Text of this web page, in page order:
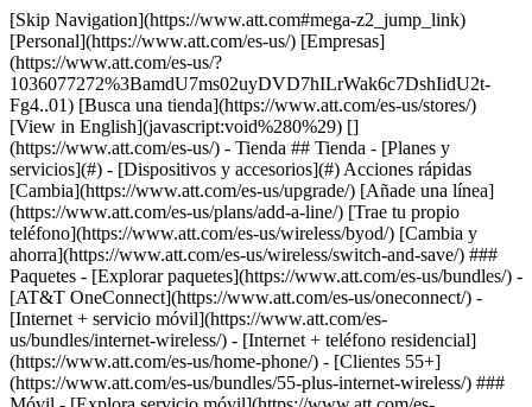
[Skip Navigation](https://www.att.com#mega-z2_jump_link) [Personal](https://www.att.com/es-us/) [Empresas](https://www.att.com/es-us/?1036077272%3BamdU7ms02uyDVD7hILrWak6c7DshIidU2t-Fg4..01) [Busca una tienda](https://www.att.com/es-us/stores/) [View in English](javascript:void%280%29) [](https://www.att.com/es-us/) - Tienda ## Tienda - [Planes y servicios](#) - [Dispositivos y accesorios](#) Acciones rápidas [Cambia](https://www.att.com/es-us/upgrade/) [Añade una línea](https://www.att.com/es-us/plans/add-a-line/) [Trae tu propio teléfono](https://www.att.com/es-us/wireless/byod/) [Cambia y ahorra](https://www.att.com/es-us/wireless/switch-and-save/) ### Paquetes - [Explorar paquetes](https://www.att.com/es-us/bundles/) - [AT&T OneConnect](https://www.att.com/es-us/oneconnect/) - [Internet + servicio móvil](https://www.att.com/es-us/bundles/internet-wireless/) - [Internet + teléfono residencial](https://www.att.com/es-us/home-phone/) - [Clientes 55+](https://www.att.com/es-us/bundles/55-plus-internet-wireless/) ### Móvil - [Explora servicio móvil](https://www.att.com/es-us/wireless/) - [Planes de teléfonos](https://www.att.com/es-us/plans/wireless/) - [Build-A-Plan](https://www.att.com/es-us/plans/build-a-plan/) - [Cobertura de la red](https://www.att.com/es-us/maps/wireless-coverage.html) - [Prepago](https://www.att.com/es-us/prepaid/) - [Adicionales internacionales](https://www.att.com/es-us/international/) - [Auto conectado](https://www.att.com/es-us/plans/connected-car/) ### Internet residencial - [Explora internet residencial](https://www.att.com/es-us/internet/) - [Ve la disponibilidad](https://www.att.com/es-us/buy/internet/plans/) - [AT&T Fiber](https://www.att.com/es-us/internet/fiber/) - [AT&T Internet Air](https://www.att.com/es-us/internet/internet-air/) - [Teléfono residencial](https://www.att.com/es-us/home-phone/services/) [__Ahorra a lo grande en todo__ __regreso a clases__ \ Ver ofertas](https://www.att.com/es-us/deals/back-to-school/) Últimas novedades [Samsung Galaxy Z Fold8](https://www.att.com/es-us/buy/phones/samsung-galaxy-z-fold8.html) [iPhone 17 Pro](https://www.att.com/es-us/buy/phones/apple-iphone-17-pro.html) [AirPods Pro 3](https://www.att.com/es-us/buy/accessories/Headphones/apple-airpods-pro-3.html) [Google Pixel 10 Pro](https://www.att.com/es-us/buy/phones/google-pixel-10-pro.html) ### Dispositivos - [Teléfonos](https://www.att.com/es-us/buy/phones/) - [Teléfonos prepagados](https://www.att.com/es-us/buy/prepaid-phones/) - [Tablets](https://www.att.com/es-us/buy/tablets/) - [Relojes inteligentes](https://www.att.com/es-us/buy/wearables/) - [Usado certificado de AT&T](https://www.att.com/es-us/buy/phones/browse/att-certified-preowned) ### Accesorios - [Ver todos los accesorios](https://www.att.com/es-us/accessories/) - [Estuches](https://www.att.com/es-us/buy/accessories/browse/cases/) - [Cargadores](https://www.att.com/es-us/buy/accessories/browse/chargers/) - [Protector para pantalla](https://www.att.com/es-us/buy/accessories/browse/screen-protectors/) - [Audífonos](https://www.att.com/es-us/buy/accessories/browse/headphones/) ### Brands - [Apple](https://www.att.com/es-us/buy/phones/browse/apple/) - [Samsung](https://www.att.com/es-us/buy/phones/browse/samsung/) - [Motorola](https://www.att.com/es-us/buy/phones/browse/motorola/) - [Google](https://www.att.com/es-us/buy/phones/browse/google/) - [Meta](https://www.att.com/es-us/buy/accessories/browse/all/meta/) [__Obtén el nuevo Samsung Galaxy Z Fold8 por $0 con intercambio elegible__ \ Compra ahora](https://www.att.com/es-us/buy/phones/samsung-galaxy-z-fold8.html) - Ofertas ## Ofertas - [Nuevos y destacados](#) - [Descuentos para clientes](#) Destacados [Ve todas las ofertas](https://www.att.com/es-us/deals/) [Ofertas de servicio móvil](https://www.att.com/es-us/deals/cell-phone-deals/) [Ofertas de internet](https://www.att.com/es-us/deals/internet/) [Ofertas de intercambio](https://www.att.com/es-us/buy/phones/browse/tradeinoffer/) [Sin ofertas de intercambio](https://www.att.com/es-us/buy/phones/browse/nontradeinoffer/) ### Ofertas de tendencia - [Samsung Galaxy](https://www.att.com/es-us/buy/phones/browse/samsung_hasdeals_value_nontradeinoffer_tradeinoffer/) - [Apple iPhone](https://www.att.com/es-us/buy/phones/browse/apple_hasdeals_value_nontradeinoffer_tradeinoffer/) - [Menos de $50](https://www.att.com/es-us/buy/accessories/browse/all/price-range-25-50_price-range-5-25_5-and-under/) - [Ofertas de regreso a clases](https://www.att.com/es-us/deals/back-to-school/) ### Ofertas de dispositivos y accesorios - [Teléfonos](https://www.att.com/es-us/buy/phones/browse/hasdeals_value_nontradeinoffer_tradeinoffer/) - [Teléfonos prepagados](https://www.att.com/es-us/buy/prepaid-phones/browse/hasdeals/) - [Tablets](https://www.att.com/es-us/buy/tablets/browse/hasdeals_nontradeinoffer/) - [Relojes inteligentes](https://www.att.com/es-us/buy/wearables/browse/hasdeals_nontradeinoffer/) - [Ofertas de accesorios](https://www.att.com/es-us/buy/accessories/browse/all/deals/) ### Suscripciones - [AT&T OneConnect](https://www.att.com/es-us/oneconnect/) [__Cámbiate a AT&T y averigua cómo obtener hasta $800 por línea para terminar tu contrato__ \ Compra ahora](https://www.att.com/es-us/buy/phones/) ### Descuentos por ocupación - [Empleados de empresas](https://www.att.com/es-us/verification/signaturehub/#employment) - [Militares y veteranos](https://www.att.com/es-us/offers/discount-program/military-discount/) - [Maestros](https://www.att.com/es-us/offers/discount-program/teacher/) - [Enfermeros y médicos](https://www.att.com/es-us/verification/signaturehub/#medical) - [Personal de emergencias activo](https://www.att.com/es-us/firstnetandfamily/) ### Descuentos por afiliación - [Clientes 55+](https://www.att.com/es-us/verification/signaturehub/#age) - [Personal retirado del servicio de emergencia](https://www.att.com/es-us/offers/discount-program/retired-responders/) - [Trabajadores de sindicatos](https://www.att.com/es-us/offers/discount-program/union-discount/) - [Estudiantes](https://www.att.com/es-us/verification/signaturehub/#student) ### Ahorros para socios - [Descuento con tarjeta de crédito](https://www.att.com/es-us/?1036077272%3BamdU7ms02uyDVD7hIidU2t-FgOyvGkzT7uyJVm497PywgLdW2iYTVis9IZcUaO3.z1) - [Beneficios y más](https://andmorebenefits.att.com/root-discovery) [__Maestros: ahorra hasta $150 por línea y hasta un 20% en planes__ \ Obtén detalles](https://www.att.com/es-us/offers/discount-program/teacher/) - La diferencia de AT&T ## La diferencia de AT&T - [Nuestra ventaja competitiva](#) - [Nuestros patrocinios](#) ### ¿Por qué elegirnos? - [Garantía AT&T](https://www.att.com/es-us/why-att/guarantee/) - [Por qué AT&T](https://www.att.com/es-us/why-att/) - [AT&T vs. T-Mobile y Verizon](https://www.att.com/es-us/wireless/switch-and-save/#compare-us) - [AT&T Fiber vs. Spectrum y Xfinity](https://www.att.com/es-us/internet/fiber/#compare-us) - [Prueba AT&T gratis](https://www.att.com/es-us/wireless/free-trial/) - [Cambia y ahorra](https://www.att.com/es-us/wireless/switch-and-save/) ### Cobertura excepcional - [Mapa de cobertura 5G](https://www.att.com/es-us/maps/wireless-coverage.html) - [Mapa de cobertura de fibra óptica](https://www.att.com/es-us/internet/fiber/coverage-map/) [__La mejor garantía de Estados Unidos__ \ Obtén detalles](https://www.att.com/es-us/why-att/guarantee/) ### Deportes - [Fútbol](https://www.att.com/es-us/sponsorship/soccer) - [Baloncesto](https://www.att.com/es-us/sponsorship/basketball) - [Golf](https://www.att.com/es-us/sponsorship/golf) ### Música, artes y cultura - [Música](https://www.att.com/es-us/sponsorship/music) [__La mejor garantía de Estados Unidos__ \ Obtén detalles](https://www.att.com/es-us/why-att/guarantee/) - Ayuda ## Ayuda - [Factura y cuenta](#) - [Móvil](#) - [Internet](#) Acciones rápidas [Ve toda la ayuda](https://www.att.com/es-us/support/) [Ver mi cuenta](https://www.att.com/es-us/acctmgmt/overview) [Centro de pagos](https://www.att.com/es-us/acctmgmt/mypaymentcenter) [Centro de facturación](https://www.att.com/es-us/acctmgmt/billing/mybillingcenter) ### Factura y pagos - [Comprende tu factura](https://www.att.com/es-us/support/my-account/understand-your-bill/) - [Averigua por qué tu factura cambió](https://www.att.com/es-us/support/article/my-account/KM1051879/) - [Configura y administra AutoPay](https://www.att.com/es-us/acctmgmt/mypaymentcenter?intent=MANAGEAUTOPAY) - [Ve las cuotas de los dispositivos](https://www.att.com/es-us/acctmgmt/payment/installmentplandetails) - [Pagar sin iniciar sesión](https://www.att.com/es-us/acctmgmt/fastpmt/fastpay) ### Cuenta - [Cambiar o restablecer contraseña](https://www.att.com/es-us/support/article/my-account/KM1008941/) - [Añade o elimina cuentas](https://www.att.com/es-us/support/article/my-account/KM1008925/) - [Traslada el servicio de internet](https://www.att.com/es-us/help/moving/) - [Ve tus pedidos y reclamaciones](https://www.att.com/es-us/orders/history) - [Más ayuda con la cuenta](https://www.att.com/es-us/support/my-account/) [__La mejor garantía de Estados Unidos__ \ Obtén detalles](https://www.att.com/es-us/why-att/guarantee/) Acciones rápidas [Administrar mi servicio móvil](https://www.att.com/es-us/acctmgmt/mywireless) [Rastrear mi pedido](https://www.att.com/es-us/orders/history) [Añade AT&T International Day Pass](https://www.att.com/es-us/acctmgmt/signin?intent=DEEPLINK&soc=IRRLHDF&level=CAT&source=ILC242589969&wtExtndSource=Megamenu) ### Mi dispositivo - [Verificar mi u